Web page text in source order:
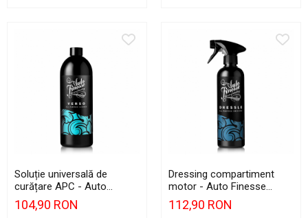
Soluție universală de
curățare APC - Auto
Finesse Verso APC (All
Purpose Cleaner) (1L)
104,90 RON
Dressing compartiment
motor - Auto Finesse
Dressle (500ml)
112,90 RON